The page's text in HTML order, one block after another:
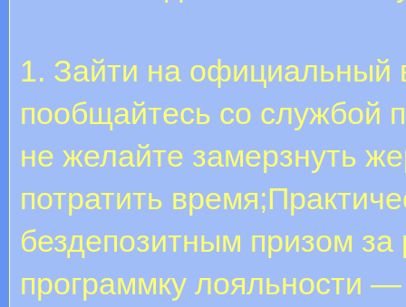
1. Зайти на официальный
пообщайтесь со службой
не желайте замерзнуть
потратить
бездепозитным призом
программку лояльности